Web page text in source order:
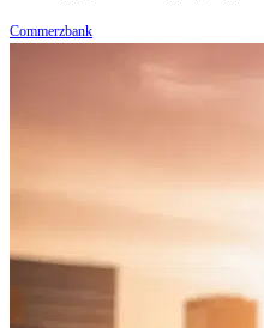
Commerzbank